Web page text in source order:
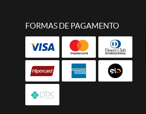
FORMAS DE PAGAMENTO